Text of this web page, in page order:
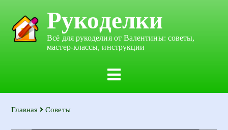
Рукоделки
Всё для рукоделия от Валентины: советы,
мастер-классы, инструкции
Главная Советы